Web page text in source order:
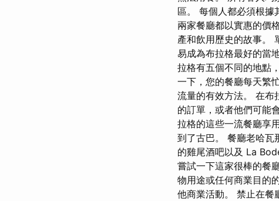
區。 每個人都必須根據
兩家餐廳都以實惠的價
產和飲用歷史的故事。
易成為布拉格最好的當
拉格有五個不同的地點
一下，您的餐廳每天繁
流量的有效方法。 在
的訂單，或者他們可能
拉格的這些一流餐廳享
到了古巴。 餐廳老哈瓦
的雞尾酒吧以及 La
嘗試一下這家很棒的餐
物用途或任何商業目的
他商業活動。 禁止在餐